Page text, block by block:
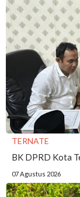
TERNATE
BK DPRD Kota
07 Agustus 2026